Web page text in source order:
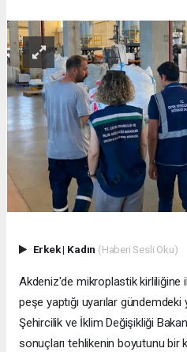
Erkek| Kadın (Haberi Sesli Oku)
Akdeniz'de mikroplastik kirliliğine
peşe yaptığı uyarılar
Şehircilik ve İklim Değişikliği
sonuçları tehlikenin boyutunu bir